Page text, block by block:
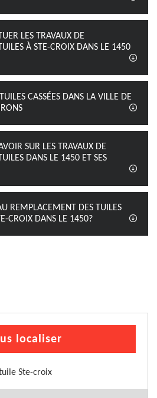
LES TRAVAUX DE
À STE-CROIX DANS LE 1450
CASSÉES DANS LA VILLE DE
SUR LES TRAVAUX DE
DANS LE 1450 ET SES
REMPLACEMENT DES TUILES
CROIX DANS LE 1450?
localiser
Ste-croix